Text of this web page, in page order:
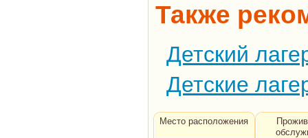
Также
Детский
Детские
Место расположения